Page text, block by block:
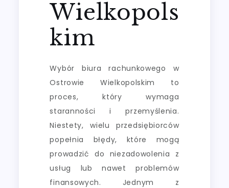
Wielkopols
kim
Wybór biura rachunkowego w
Ostrowie Wielkopolskim to
proces, który wymaga
staranności i przemyślenia.
Niestety, wielu przedsiębiorców
popełnia błędy, które mogą
prowadzić do niezadowolenia z
usług lub nawet problemów
finansowych. Jednym z